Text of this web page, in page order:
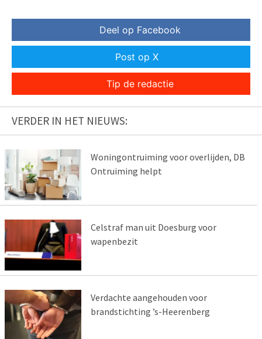
Deel op Facebook
Post op X
Tip de redactie
VERDER IN HET NIEUWS:
Woningontruiming voor overlijden, DB
Ontruiming helpt
Celstraf man uit Doesburg voor
wapenbezit
Verdachte aangehouden voor
brandstichting ’s-Heerenberg